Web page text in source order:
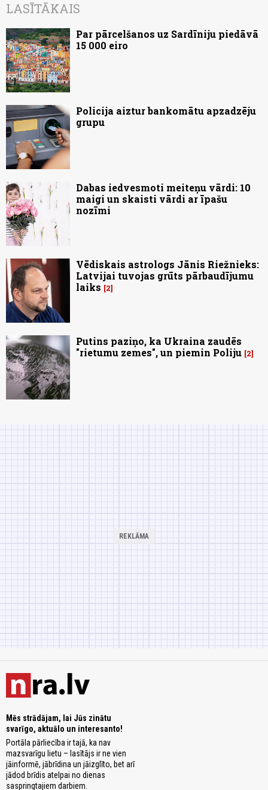
LASĪTĀKAIS
Par pārcelšanos uz Sardīniju piedāvā
15 000 eiro
Policija aiztur bankomātu apzadzēju
grupu
Dabas iedvesmoti meiteņu vārdi: 10
maigi un skaisti vārdi ar īpašu
nozīmi
Vēdiskais astrologs Jānis Riežnieks:
Latvijai tuvojas grūts pārbaudījumu
laiks
2
Putins paziņo, ka Ukraina zaudēs
"rietumu zemes", un piemin Poliju 2
Mēs strādājam, lai Jūs zinātu
svarīgo, aktuālo un interesanto!
Portāla pārliecība ir tajā, ka nav
mazsvarīgu lietu – lasītājs ir ne vien
jāinformē, jābrīdina un jāizglīto, bet arī
jādod brīdis atelpai no dienas
saspringtajiem darbiem.